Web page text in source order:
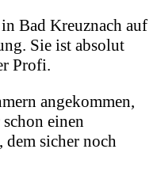
Bad Kreuznach auf
Sie ist absolut
Profi.
angekommen,
einen
sicher noch